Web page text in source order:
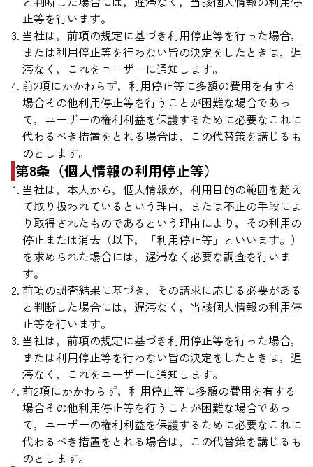
止等を行います。
当社は，前項の規定に基づき利用停止等を行った場合，
または利用停止等を行わない旨の決定をしたときは，遅
滞なく，これをユーザーに通知します。
前2項にかかわらず，利用停止等に多額の費用を有する
場合その他利用停止等を行うことが困難な場合であっ
て，ユーザーの権利利益を保護するために必要なこれに
代わるべき措置をとれる場合は，この代替策を講じるも
のとします。
第8条（個人情報の利用停止等）
当社は，本人から，個人情報が，利用目的の範囲を超え
て取り扱われているという理由，または不正の手段によ
り取得されたものであるという理由により，その利用の
停止または消去（以下，「利用停止等」といいます。）
を求められた場合には，遅滞なく必要な調査を行いま
す。
前項の調査結果に基づき，その請求に応じる必要がある
と判断した場合には，遅滞なく，当該個人情報の利用停
止等を行います。
当社は，前項の規定に基づき利用停止等を行った場合，
または利用停止等を行わない旨の決定をしたときは，遅
滞なく，これをユーザーに通知します。
前2項にかかわらず，利用停止等に多額の費用を有する
場合その他利用停止等を行うことが困難な場合であっ
て，ユーザーの権利利益を保護するために必要なこれに
代わるべき措置をとれる場合は，この代替策を講じるも
のとします。